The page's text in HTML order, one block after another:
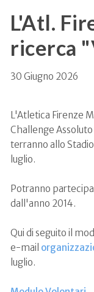
L'Atl.
ricerca
30 Giugno 2026
L'Atletica Firenze
Challenge
terranno allo
luglio.
Potranno
dall'anno 2014.
Qui di seguito il
e-mail
luglio.